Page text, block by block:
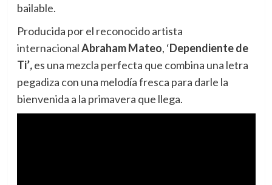
bailable.
Producida por el reconocido artista
internacionalAbraham Mateo, ‘Dependiente de
Ti’,es una mezcla perfecta que combina una letra
pegadiza con una melodía fresca para darle la
bienvenida a la primavera que llega.